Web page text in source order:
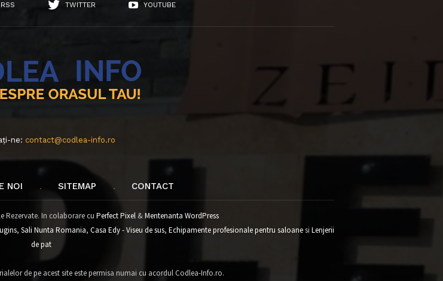
RSS TWITTER YOUTUBE
ne: contact@codlea-info.ro
NOI SITEMAP CONTACT
Rezervate. In colaborare cu Perfect Pixel&Mentenanta WordPress
, Sali Nunta Romania, Casa Edy - Viseu de sus, Echipamente profesionale pentru saloanesi Lenjerii
de pat
de pe acest site este permisa numai cu acordul Codlea-Info.ro.